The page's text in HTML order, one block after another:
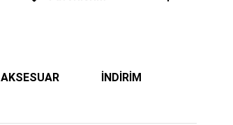
AKSESUAR İNDİRİM